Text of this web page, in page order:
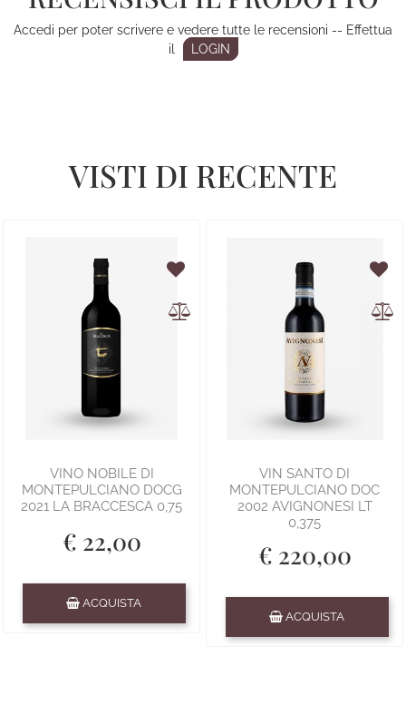
Accedi per poter scrivere e vedere tutte le recensioni -- Effettua
il
LOGIN
VISTI DI RECENTE
VINO NOBILE DI
MONTEPULCIANO DOCG
2021 LA BRACCESCA 0,75
€ 22,00
ACQUISTA
VIN SANTO DI
MONTEPULCIANO DOC
2002 AVIGNONESI LT
0,375
€ 220,00
ACQUISTA